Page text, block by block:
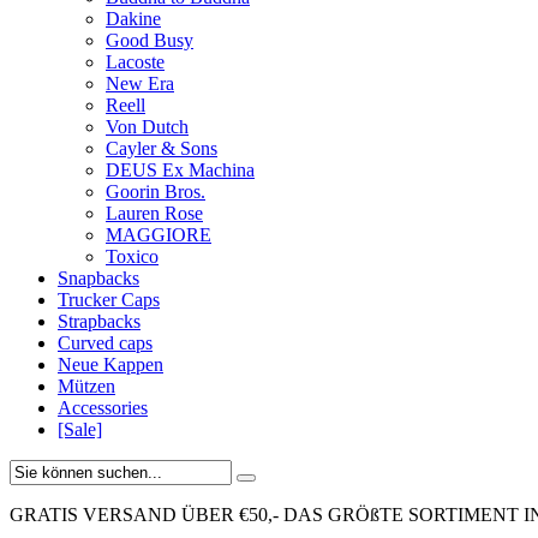
Dakine
Good Busy
Lacoste
New Era
Reell
Von Dutch
Cayler & Sons
DEUS Ex Machina
Goorin Bros.
Lauren Rose
MAGGIORE
Toxico
Snapbacks
Trucker Caps
Strapbacks
Curved caps
Neue Kappen
Mützen
Accessories
[Sale]
GRATIS VERSAND ÜBER €50,- DAS GRÖßTE SORTIMENT